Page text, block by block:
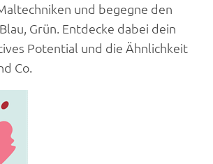
und begegne den
Grün. Entdecke dabei dein
Potential und die Ähnlichkeit
Co.